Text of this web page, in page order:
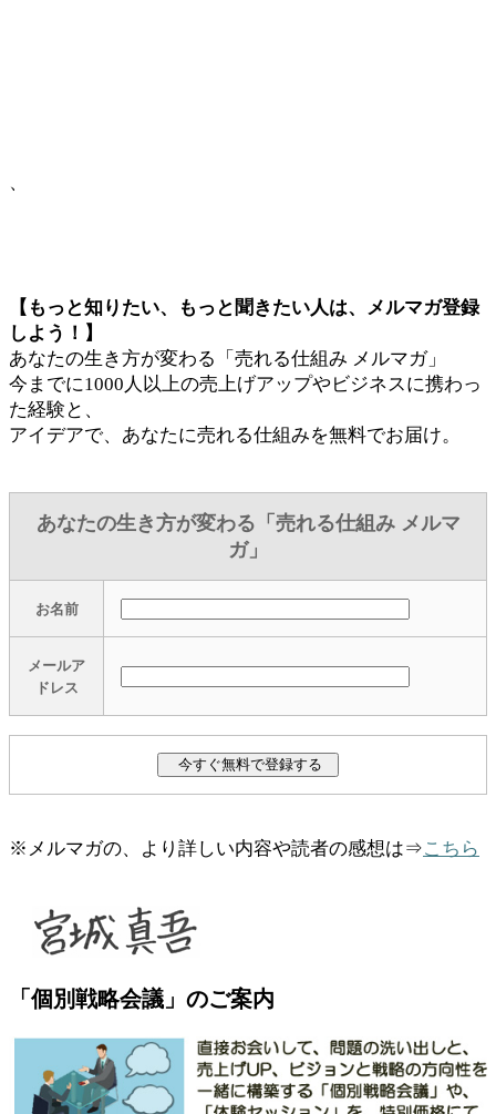
、
【もっと知りたい、もっと聞きたい人は、メルマガ登録
しよう！】
あなたの生き方が変わる「売れる仕組み メルマガ」
今までに1000人以上の売上げアップやビジネスに携わっ
た経験と、
アイデアで、あなたに売れる仕組みを無料でお届け。
あなたの生き方が変わる「売れる仕組み メルマ
ガ」
お名前
メールア
ドレス
※メルマガの、より詳しい内容や読者の感想は⇒こちら
「個別戦略会議」のご案内